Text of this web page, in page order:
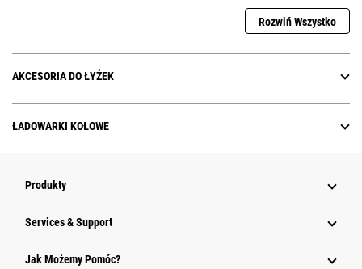
Rozwiń Wszystko
AKCESORIA DO ŁYŻEK
ŁADOWARKI KOŁOWE
Produkty
Services & Support
Jak Możemy Pomóc?